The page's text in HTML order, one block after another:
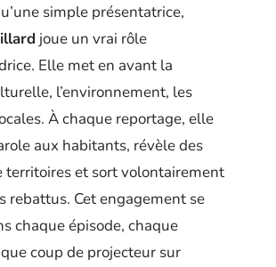
simple présentatrice,
joue un vrai rôle
Elle met en avant la
l’environnement, les
À chaque reportage, elle
aux habitants, révèle des
territoires et sort volontairement
rebattus. Cet engagement se
chaque épisode, chaque
coup de projecteur sur